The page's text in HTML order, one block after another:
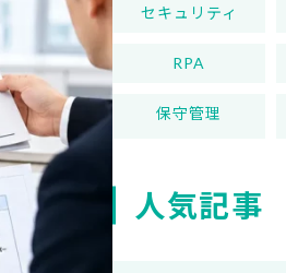
セキュリティ
RPA
保守管理
人気記事